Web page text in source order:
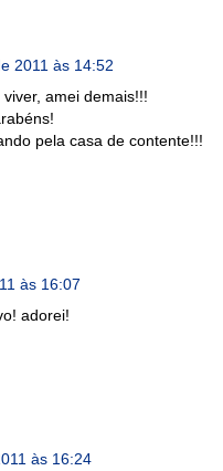
2011 às 14:52
amei demais!!!
pela casa de contente!!!
às 16:07
adorei!
às 16:24